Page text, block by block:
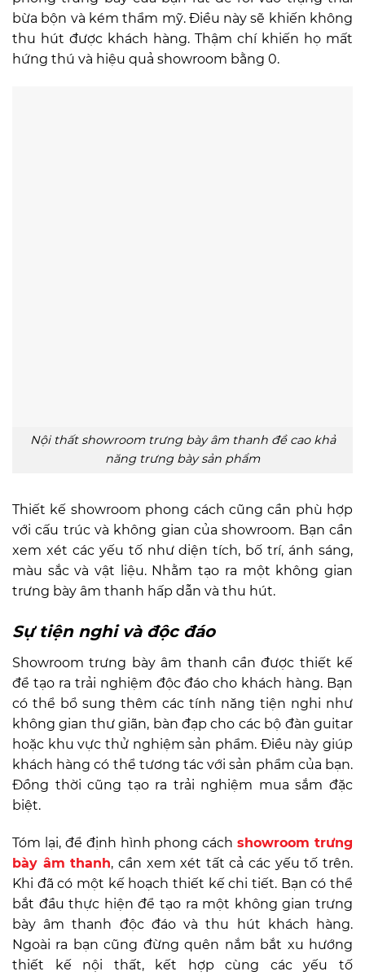
bừa bộn và kém thẩm mỹ. Điều này sẽ khiến không
thu hút được khách hàng. Thậm chí khiến họ mất
hứng thú và hiệu quả showroom bằng 0.
Nội thất showroom trưng bày âm thanh đề cao khả
năng trưng bày sản phẩm
Thiết kế showroom phong cách cũng cần phù hợp
với cấu trúc và không gian của showroom. Bạn cần
xem xét các yếu tố như diện tích, bố trí, ánh sáng,
màu sắc và vật liệu. Nhằm tạo ra một không gian
trưng bày âm thanh hấp dẫn và thu hút.
Sự tiện nghi và độc đáo
Showroom trưng bày âm thanh cần được thiết kế
để tạo ra trải nghiệm độc đáo cho khách hàng. Bạn
có thể bổ sung thêm các tính năng tiện nghi như
không gian thư giãn, bàn đạp cho các bộ đàn guitar
hoặc khu vực thử nghiệm sản phẩm. Điều này giúp
khách hàng có thể tương tác với sản phẩm của bạn.
Đồng thời cũng tạo ra trải nghiệm mua sắm đặc
biệt.
Tóm lại, để định hình phong cáchshowroom trưng
bày âm thanh, cần xem xét tất cả các yếu tố trên.
Khi đã có một kế hoạch thiết kế chi tiết. Bạn có thể
bắt đầu thực hiện để tạo ra một không gian trưng
bày âm thanh độc đáo và thu hút khách hàng.
Ngoài ra bạn cũng đừng quên nắm bắt xu hướng
thiết kế nội thất,kết hợp cùng các yếu tố